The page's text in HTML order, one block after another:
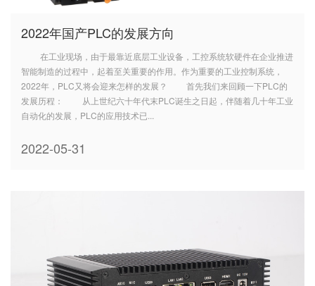
2022年国产PLC的发展方向
在工业现场，由于最靠近底层工业设备，工控系统软硬件在企业推进
智能制造的过程中，起着至关重要的作用。作为重要的工业控制系统，
2022年，PLC又将会迎来怎样的发展？ 首先我们来回顾一下PLC的
发展历程： 从上世纪六十年代末PLC诞生之日起，伴随着几十年工业
自动化的发展，PLC的应用技术已...
2022-05-31